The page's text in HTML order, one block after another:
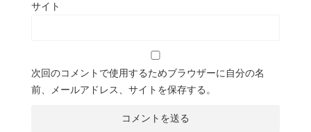
サイト
次回のコメントで使用するためブラウザーに自分の名
前、メールアドレス、サイトを保存する。